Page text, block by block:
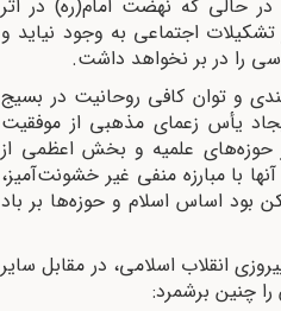
حالی که نهضت امام(ره) در اثر
تشکیلات اجتماعی به وجود نیاید و
را در بر نخواهد داشت.
و توان کافی روحانیت در بسیج
یأس زعمای مذهبی از موفقیت
حوزه‌های علمیه و بخش اعظمی از
با مبارزه منفی غیر خشونت‌آمیز،
بود اساس اسلام و حوزه‌ها بر باد
انقلاب اسلامی، در مقابل سایر
چنین برشمرد: